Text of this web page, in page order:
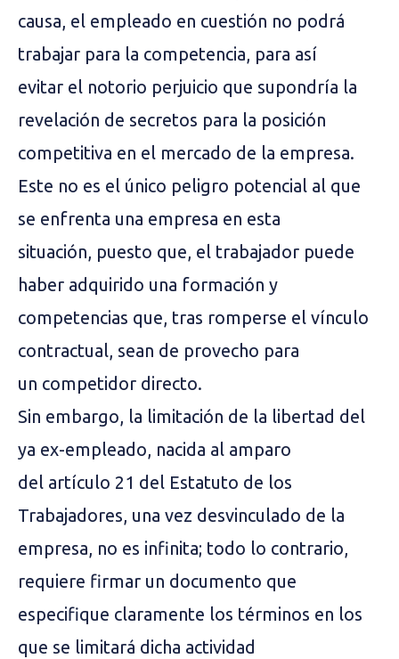
causa, el empleado en cuestión no podrá
trabajar para la competencia, para así
evitar el notorio perjuicio que supondría la
revelación de secretos para la posición
competitiva en el mercado de la empresa.
Este no es el único peligro potencial al que
se enfrenta una empresa en esta
situación, puesto que, el trabajador puede
haber adquirido una formación y
competencias que, tras romperse el vínculo
contractual, sean de provecho para
un competidor directo.
Sin embargo, la limitación de la libertad del
ya ex-empleado, nacida al amparo
del artículo 21 del Estatuto de los
Trabajadores, una vez desvinculado de la
empresa, no es infinita; todo lo contrario,
requiere firmar un documento que
especifique claramente los términos en los
que se limitará dicha actividad